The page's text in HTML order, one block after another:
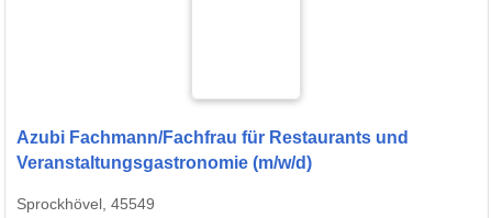
Azubi Fachmann/Fachfrau für Restaurants und
Veranstaltungsgastronomie (m/w/d)
Sprockhövel, 45549